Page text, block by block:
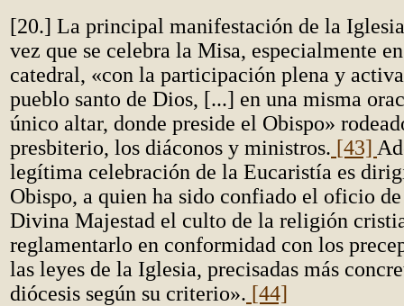
[20.] La principal manifestación de la
vez que se celebra la Misa, especialmente
catedral, «con la participación plena y
pueblo santo de Dios, [...] en una misma
único altar, donde preside el Obispo»
presbiterio, los diáconos y ministros. [43]
legítima celebración de la Eucaristía es
Obispo, a quien ha sido confiado el oficio
Divina Majestad el culto de la religión
reglamentarlo en conformidad con los
las leyes de la Iglesia, precisadas más
diócesis según su criterio». [44]